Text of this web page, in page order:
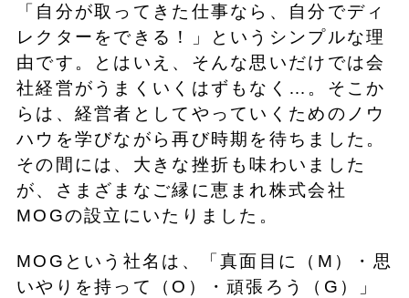
「自分が取ってきた仕事なら、自分でディ
レクターをできる！」というシンプルな理
由です。とはいえ、そんな思いだけでは会
社経営がうまくいくはずもなく…。そこか
らは、経営者としてやっていくためのノウ
ハウを学びながら再び時期を待ちました。
その間には、大きな挫折も味わいました
が、さまざまなご縁に恵まれ株式会社
MOGの設立にいたりました。
MOGという社名は、「真面目に（M）・思
いやりを持って（O）・頑張ろう（G）」